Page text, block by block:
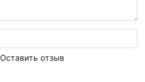
Оставить отзыв